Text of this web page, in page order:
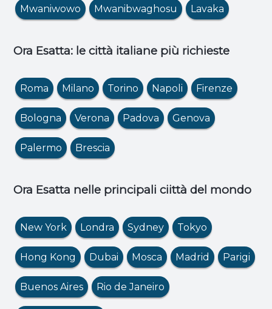
Mwaniwowo Mwanibwaghosu Lavaka
Ora Esatta: le città italiane più richieste
Roma Milano Torino Napoli Firenze
Bologna Verona Padova Genova
Palermo Brescia
Ora Esatta nelle principali ciittà del mondo
New York Londra Sydney Tokyo
Hong Kong Dubai Mosca Madrid Parigi
Buenos Aires Rio de Janeiro